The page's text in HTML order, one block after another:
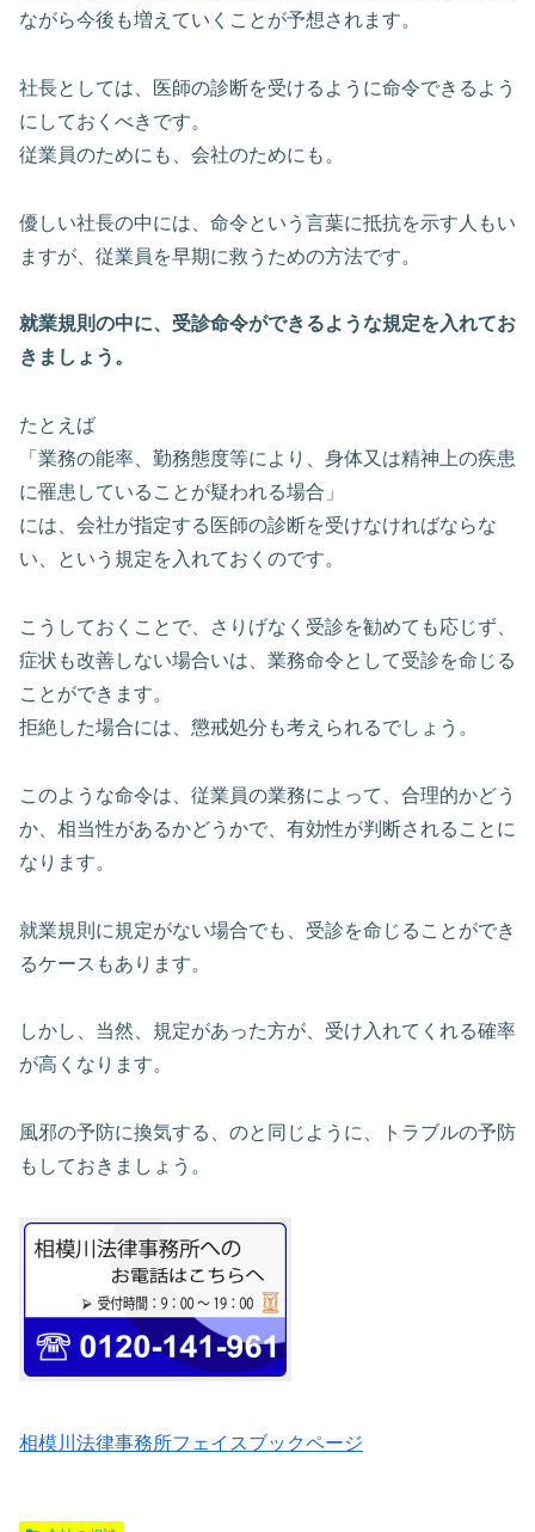
ながら今後も増えていくことが予想されます。
社長としては、医師の診断を受けるように命令できるよう
にしておくべきです。
従業員のためにも、会社のためにも。
優しい社長の中には、命令という言葉に抵抗を示す人もい
ますが、従業員を早期に救うための方法です。
就業規則の中に、受診命令ができるような規定を入れてお
きましょう。
たとえば
「業務の能率、勤務態度等により、身体又は精神上の疾患
に罹患していることが疑われる場合」
には、会社が指定する医師の診断を受けなければならな
い、という規定を入れておくのです。
こうしておくことで、さりげなく受診を勧めても応じず、
症状も改善しない場合いは、業務命令として受診を命じる
ことができます。
拒絶した場合には、懲戒処分も考えられるでしょう。
このような命令は、従業員の業務によって、合理的かどう
か、相当性があるかどうかで、有効性が判断されることに
なります。
就業規則に規定がない場合でも、受診を命じることができ
るケースもあります。
しかし、当然、規定があった方が、受け入れてくれる確率
が高くなります。
風邪の予防に換気する、のと同じように、トラブルの予防
もしておきましょう。
相模川法律事務所フェイスブックページ